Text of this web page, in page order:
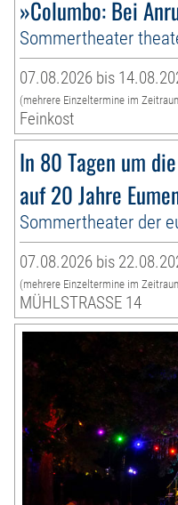
»Columbo: Bei
Sommertheater
07.08.2026 bis
(mehrere Einzeltermine im
Feinkost
In 80 Tagen um
auf 20 Jahre
Sommertheater der
07.08.2026 bis
(mehrere Einzeltermine im
MÜHLSTRASSE 14